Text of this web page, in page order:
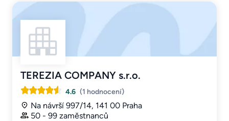
TEREZIA COMPANY s.r.o.
4.6 (1 hodnocení)
Na návrší 997/14, 141 00 Praha
50 - 99 zaměstnanců